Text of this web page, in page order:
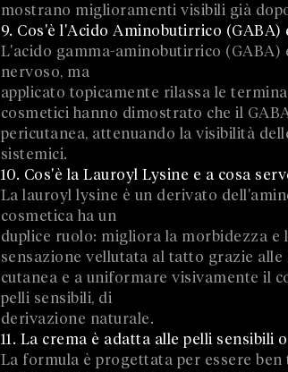
mostrano miglioramenti visibili già
9. Cos'è l'Acido Aminobutirrico (GABA)
L'acido gamma-aminobutirrico
nervoso, ma
applicato topicamente rilassa le
cosmetici hanno dimostrato che il
pericutanea, attenuando la visibilità
sistemici.
10. Cos'è la Lauroyl Lysine e a cosa
La lauroyl lysine è un derivato
cosmetica ha un
duplice ruolo: migliora la morbidezza e
sensazione vellutata al tatto grazie
cutanea e a uniformare visivamente il
pelli sensibili, di
derivazione naturale.
11. La crema è adatta alle pelli sensibili
La formula è progettata per essere